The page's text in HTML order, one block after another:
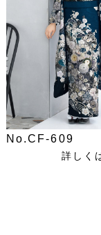
No.CF-609
詳しく